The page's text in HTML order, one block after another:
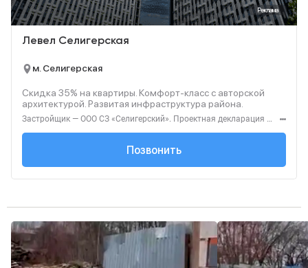
Реклама
Левел Селигерская
м. Селигерская
Скидка 35% на квартиры. Комфорт‑класс с авторской
архитектурой. Развитая инфраструктура района.
Застройщик — ООО СЗ «Селигерский». Проектная декларация — наш.дом.рф. Акция до 28.02.26. Не оферта. Подробности — Level.ru
+7 (495) 127-68-...
Позвонить